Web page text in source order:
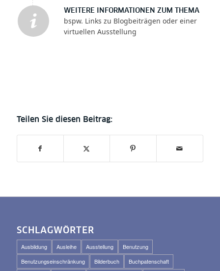
WEITERE INFORMATIONEN ZUM THEMA
bspw. Links zu Blogbeiträgen oder einer
virtuellen Ausstellung
SCHLAGWÖRTER
Ausbildung Ausleihe Ausstellung
Benutzung
Benutzungseinschränkung
Bilderbuch
Buchpatenschaft